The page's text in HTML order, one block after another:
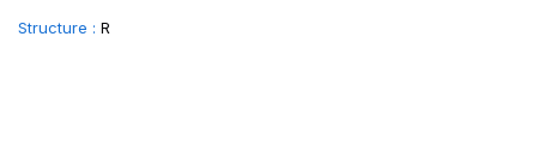
Structure : R